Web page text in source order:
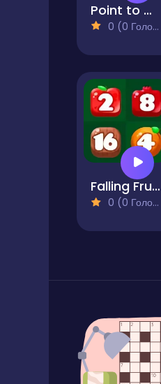
Point to Merge
0 (0 Голосів)
Falling Fruits
0 (0 Голосів)